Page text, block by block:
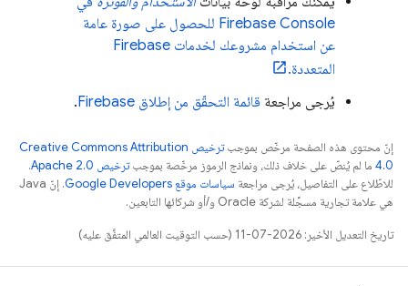
Firebase Console للحصول على صورة عامة
عن استخدام مشروعك لخدمات Firebase
المتعددة.
يُرجى مراجعة قائمة التحقّق من إطلاق Firebase .
إنّ محتوى هذه الصفحة مرخّص بموجب
ترخيص Creative Commons Attribution
4.0‏ ما لم يُنصّ على خلاف ذلك، ونماذج الرموز مرخّصة بموجبترخيص Apache 2.0‏
.
للاطّلاع على التفاصيل، يُرجى مراجعة سياسات موقع Google Developers‏
. إنّ Java
هي علامة تجارية مسجَّلة لشركة Oracle و/أو شركائها التابعين.
تاريخ التعديل الأخير: 2026-07-11 (حسب التوقيت العالمي المتفَّق عليه)